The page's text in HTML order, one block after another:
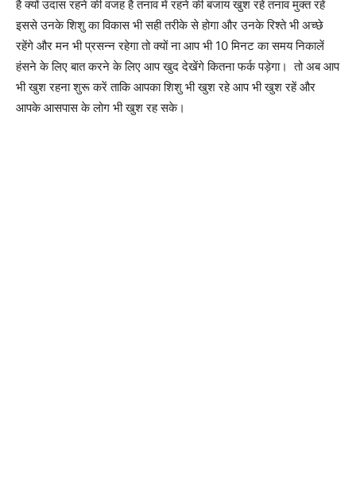
है क्यों उदास रहने की वजह है तनाव में रहने की बजाय खुश रहें तनाव मुक्त रहें
इससे उनके शिशु का विकास भी सही तरीके से होगा और उनके रिश्ते भी अच्छे
रहेंगे और मन भी प्रसन्न रहेगा तो क्यों ना आप भी 10 मिनट का समय निकालें
हंसने के लिए बात करने के लिए आप खुद देखेंगे कितना फर्क पड़ेगा। तो अब आप
भी खुश रहना शुरू करें ताकि आपका शिशु भी खुश रहे आप भी खुश रहें और
आपके आसपास के लोग भी खुश रह सके।